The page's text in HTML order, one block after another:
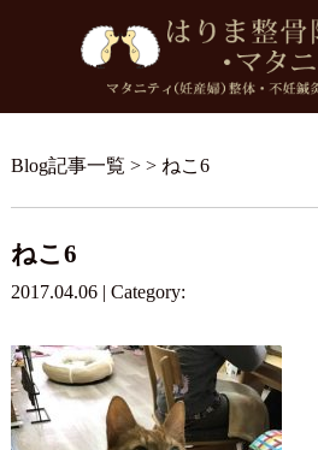
Blog記事一覧 > > ねこ6
ねこ6
2017.04.06 | Category: